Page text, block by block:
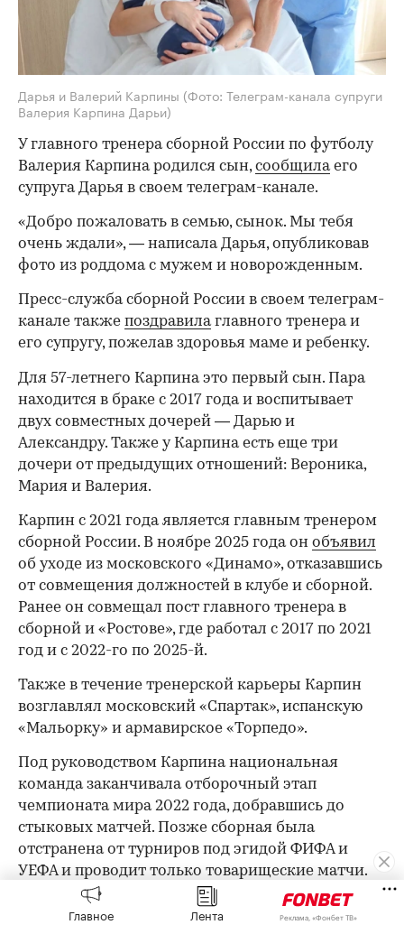
Дарья и Валерий Карпины (Фото: Телеграм-канала супруги
Валерия Карпина Дарьи)
У главного тренера сборной России по футболу
Валерия Карпина родился сын,сообщилаего
супруга Дарья в своем телеграм-канале.
«Добро пожаловать в семью, сынок. Мы тебя
очень ждали», — написала Дарья, опубликовав
фото из роддома с мужем и новорожденным.
Пресс-служба сборной России в своем телеграм-
канале также поздравилаглавного тренера и
его супругу, пожелав здоровья маме и ребенку.
Для 57-летнего Карпина это первый сын. Пара
находится в браке с 2017 года и воспитывает
двух совместных дочерей — Дарью и
Александру. Также у Карпина есть еще три
дочери от предыдущих отношений: Вероника,
Мария и Валерия.
Карпин с 2021 года является главным тренером
сборной России. В ноябре 2025 года он объявил
об уходе из московского «Динамо», отказавшись
от совмещения должностей в клубе и сборной.
Ранее он совмещал пост главного тренера в
сборной и «Ростове», где работал с 2017 по 2021
год и с 2022-го по 2025-й.
Также в течение тренерской карьеры Карпин
возглавлял московский «Спартак», испанскую
«Мальорку» и армавирское «Торпедо».
Под руководством Карпина национальная
команда заканчивала отборочный этап
чемпионата мира 2022 года, добравшись до
стыковых матчей. Позже сборная была
отстранена от турниров под эгидой ФИФА и
УЕФА и проводит только товарищеские матчи.
Оставайтесь на связи с РБК в«Максе»
Главное Лента Реклама, «Фонбет ТВ»